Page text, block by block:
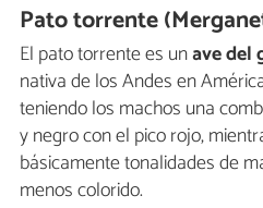
Pato torrente
El pato torrente es unave del
nativa de los Andes en
teniendo los machos una
y negro con el pico rojo,
básicamente tonalidades de
menos colorido.